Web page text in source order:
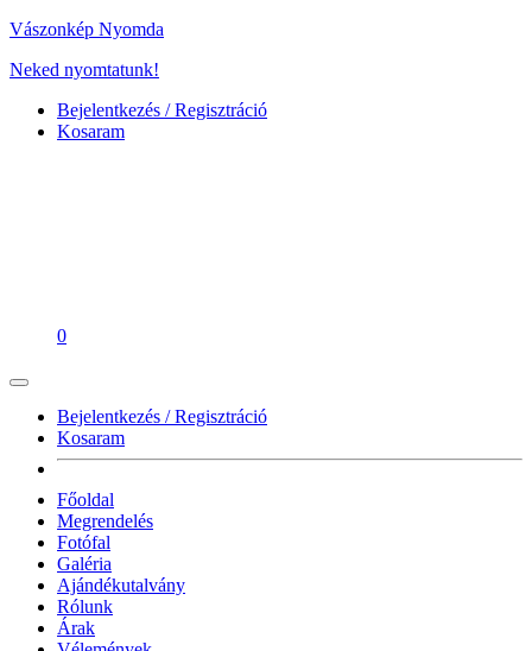
Vászonkép Nyomda
Neked nyomtatunk!
Bejelentkezés / Regisztráció
Kosaram
0
Bejelentkezés / Regisztráció
Kosaram
Főoldal
Megrendelés
Fotófal
Galéria
Ajándékutalvány
Rólunk
Árak